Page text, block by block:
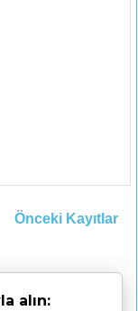
Önceki Kayıtlar
alın: